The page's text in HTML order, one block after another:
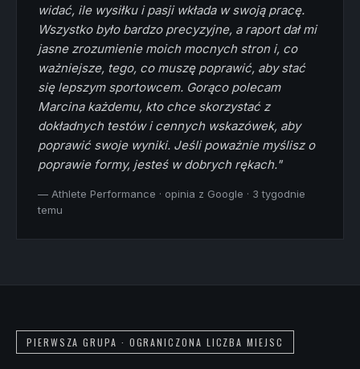
widać, ile wysiłku i pasji wkłada w swoją pracę.
Wszystko było bardzo precyzyjne, a raport dał mi
jasne zrozumienie moich mocnych stron i, co
ważniejsze, tego, co muszę poprawić, aby stać
się lepszym sportowcem. Gorąco polecam
Marcina każdemu, kto chce skorzystać z
dokładnych testów i cennych wskazówek, aby
poprawić swoje wyniki. Jeśli poważnie myślisz o
poprawie formy, jesteś w dobrych rękach."
— Athlete Performance · opinia z Google · 3 tygodnie
temu
PIERWSZA GRUPA · OGRANICZONA LICZBA MIEJSC